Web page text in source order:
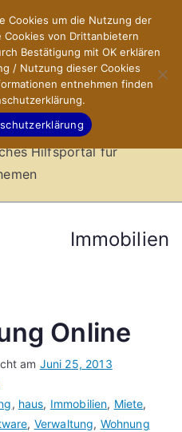
Hilfsportal für
Immobilien
Online
am Juni 25, 2013
, haus, Immobilien, Miete,
, Verwaltung, Wohnung
Cookies um die Nutzung der
von Drittanbietern
Bestätigung mit OK erklären
/ Nutzung dieser Cookies
entnehmen finden